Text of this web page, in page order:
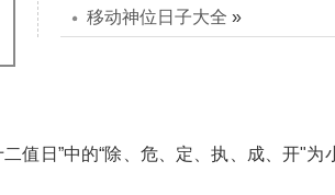
移动神位日子大全 »
值日”中的“除、危、定、执、成、开"为